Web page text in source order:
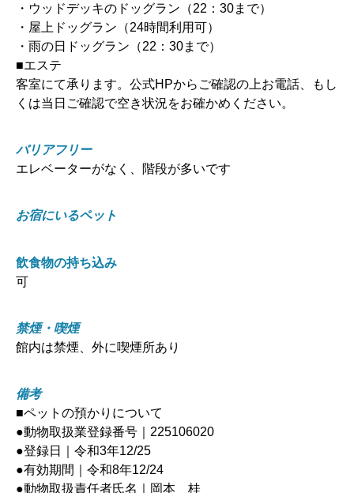
・ウッドデッキのドッグラン（22：30まで）
・屋上ドッグラン（24時間利用可）
・雨の日ドッグラン（22：30まで）
■エステ
客室にて承ります。公式HPからご確認の上お電話、もし
くは当日ご確認で空き状況をお確かめください。
バリアフリー
エレベーターがなく、階段が多いです
お宿にいるペット
飲食物の持ち込み
可
禁煙・喫煙
館内は禁煙、外に喫煙所あり
備考
■ペットの預かりについて
●動物取扱業登録番号｜225106020
●登録日｜令和3年12/25
●有効期間｜令和8年12/24
●動物取扱責任者氏名｜岡本 桂